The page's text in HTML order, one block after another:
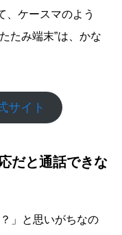
、ケースマのよう
たみ端末”は、かな
サイト
だと通話できな
」と思いがちなの